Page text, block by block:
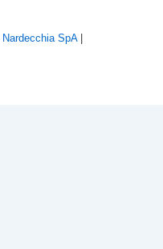
Nardecchia SpA